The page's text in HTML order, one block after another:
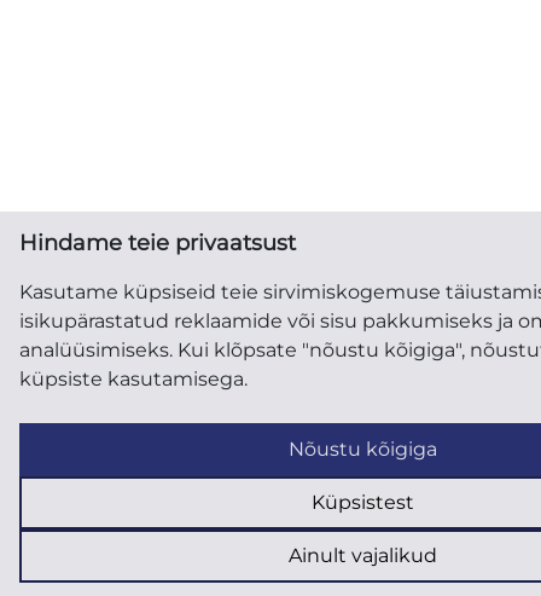
Hindame teie privaatsust
Kasutame küpsiseid teie sirvimiskogemuse
isikupärastatud reklaamide või sisu pakkumiseks ja
analüüsimiseks. Kui klõpsate "nõustu kõigiga",
küpsiste kasutamisega.
Nõustu kõigiga
Küpsistest
Ainult vajalikud